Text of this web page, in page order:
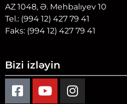
AZ 1048, Ə. Mehbalıyev 10
Tel.: (994 12) 427 79 41
Faks: (994 12) 427 79 41
Bizi izləyin